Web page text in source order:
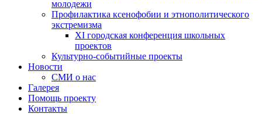
молодежи
Профилактика ксенофобии и этнополитического
экстремизма
XI городская конференция школьных
проектов
Культурно-событийные проекты
Новости
СМИ о нас
Галерея
Помощь проекту
Контакты